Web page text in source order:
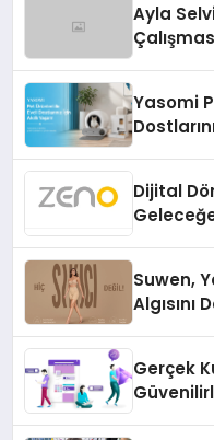
Ayla
Yasomi
Dijital
Suwen,
Algısını
Gerçek